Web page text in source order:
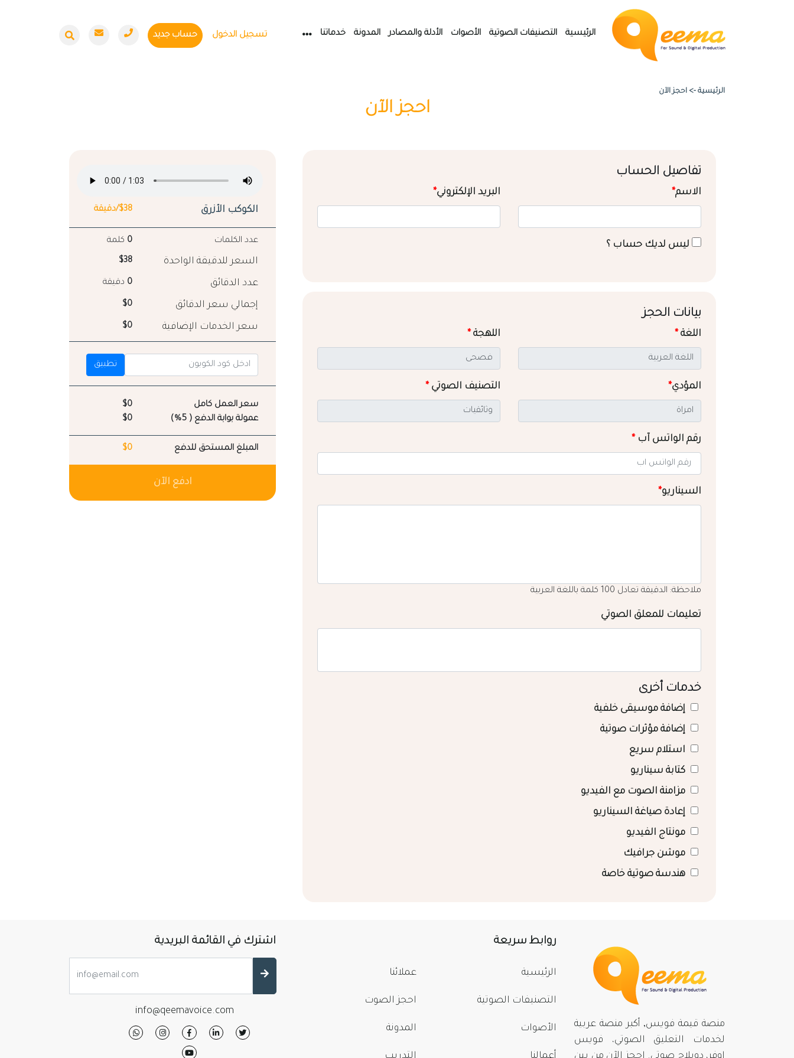
الرئيسية التصنيفات الصوتية الأصوات الأدلة والمصادر المدونة خدماتنا تسجيل الدخول حساب جديد
الرئيسية -> احجز الآن
احجز الآن
تفاصيل الحساب
الاسم* البريد الإلكتروني*
ليس لديك حساب ؟
بيانات الحجز
اللغة* اللهجة*
المؤدي* التصنيف الصوتي*
رقم الواتس آب*
السيناريو*
ملاحظة: الدقيقة تعادل 100 كلمة باللغة العربية
تعليمات للمعلق الصوتي
خدمات أخرى
إضافة موسيقى خلفية
إضافة مؤثرات صوتية
استلام سريع
كتابة سيناريو
مزامنة الصوت مع الفيديو
إعادة صياغة السيناريو
مونتاج الفيديو
موشن جرافيك
هندسة صوتية خاصة
الكوكب الأزرق $38/دقيقة
عدد الكلمات 0 كلمة
السعر للدقيقة الواحدة $38
عدد الدقائق 0 دقيقة
إجمالي سعر الدقائق $0
سعر الخدمات الإضافية $0
تطبيق
سعر العمل كامل
$0
عمولة بوابة الدفع ( 5%)
$0
المبلغ المستحق للدفع $0
ادفع الآن
منصة قيمة فويس, أكبر منصة عربية
لخدمات التعليق الصوتي، فويس
روابط سريعة
الرئيسية
التصنيفات الصوتية
الأصوات
عملائنا
احجز الصوت
المدونة
اشترك في القائمة البريدية
info@qeemavoice.com